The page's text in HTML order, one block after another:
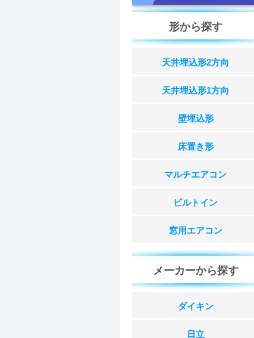
形から探す
天井埋込形2方向
天井埋込形1方向
壁埋込形
床置き形
マルチエアコン
ビルトイン
窓用エアコン
メーカーから探す
ダイキン
日立